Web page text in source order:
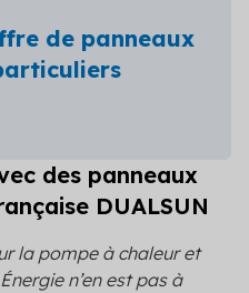
de panneaux
des panneaux
DUALSUN
la pompe à chaleur et
n’en est pas à